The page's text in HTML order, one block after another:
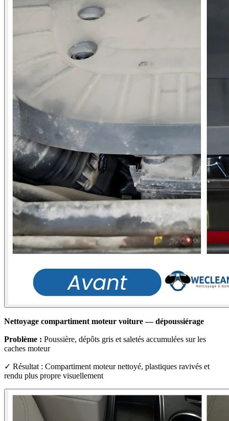
Nettoyage compartiment moteur voiture — dépoussiérage
Problème : Poussière, dépôts gris et saletés accumulées sur les
caches moteur
✓ Résultat : Compartiment moteur nettoyé, plastiques ravivés et
rendu plus propre visuellement